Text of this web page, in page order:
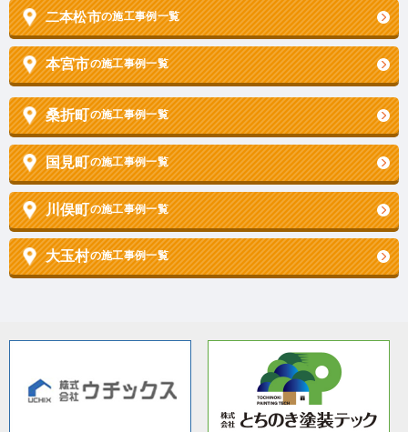
二本松市の施工事例一覧
本宮市の施工事例一覧
桑折町の施工事例一覧
国見町の施工事例一覧
川俣町の施工事例一覧
大玉村の施工事例一覧